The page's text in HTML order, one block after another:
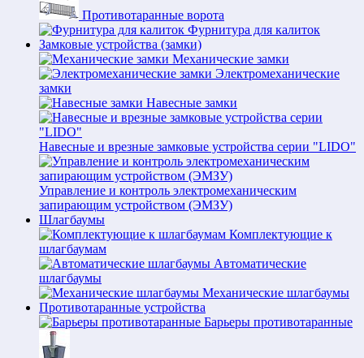
Противотаранные ворота
Фурнитура для калиток
Замковые устройства (замки)
Механические замки
Электромеханические
замки
Навесные замки
Навесные и врезные замковые устройства серии "LIDO"
Управление и контроль электромеханическим
запирающим устройством (ЭМЗУ)
Шлагбаумы
Комплектующие к
шлагбаумам
Автоматические
шлагбаумы
Механические шлагбаумы
Противотаранные устройства
Барьеры противотаранные